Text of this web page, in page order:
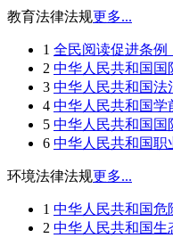
教育法律法规更多...
1 全民阅读促进条例
2 中华人民共和国国
3 中华人民共和国法
4 中华人民共和国学
5 中华人民共和国国
6 中华人民共和国职
环境法律法规更多...
1 中华人民共和国危
2 中华人民共和国生